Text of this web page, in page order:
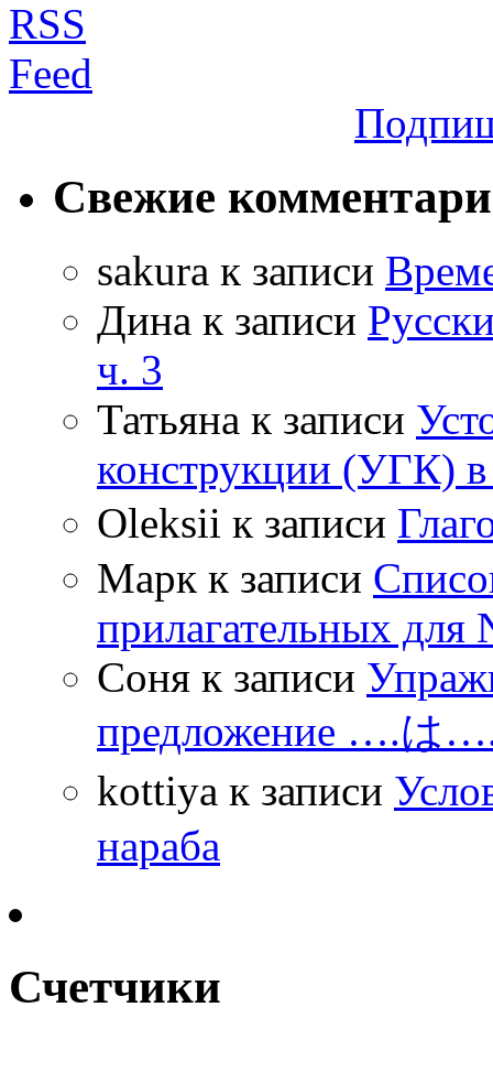
Свежие
sakura к записи
Дина к записи
ч. 3
Татьяна к записи
конструкции (УГК) в
Oleksii к записи
Марк к записи
прилагательных для
Соня к записи
предложение ….は
kottiya к записи
нараба
Счетчики